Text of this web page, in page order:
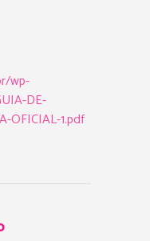
wp-
DE-
OFICIAL-1.pdf